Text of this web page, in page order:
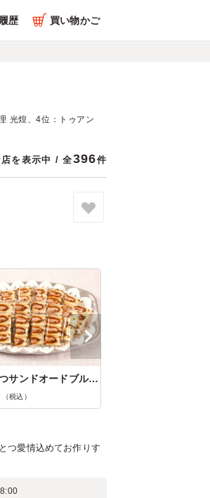
歴 買い物かご
光煌、4位：トゥアン
を表示中 / 全396件
ヒレかつサンドオードブル(18切れ)
（税込）
つ愛情込めてお作りす